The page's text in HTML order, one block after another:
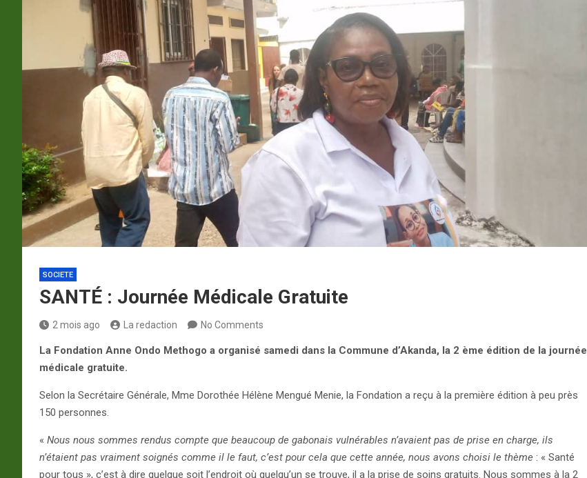
SOCIETE
SANTÉ : Journée Médicale Gratuite
2 mois ago La redaction No Comments
La Fondation Anne Ondo Methogo a organisé samedi dans la Commune d’Akanda, la 2 ème édition de la journée
médicale gratuite.
Selon la Secrétaire Générale, Mme Dorothée Hélène Mengué Menie, la Fondation a reçu à la première édition à peu près
150 personnes.
« Nous nous sommes rendus compte que beaucoup de gabonais vulnérables n’avaient pas de prise en charge, ils
n’étaient pas vraiment soignés comme il le faut, c’est pour cela que cette année, nous avons choisi le thème : « Santé
pour tous », c’est à dire quelque soit l’endroit où quelqu’un se trouve, il a la prise de soins gratuits. Nous sommes à la 2